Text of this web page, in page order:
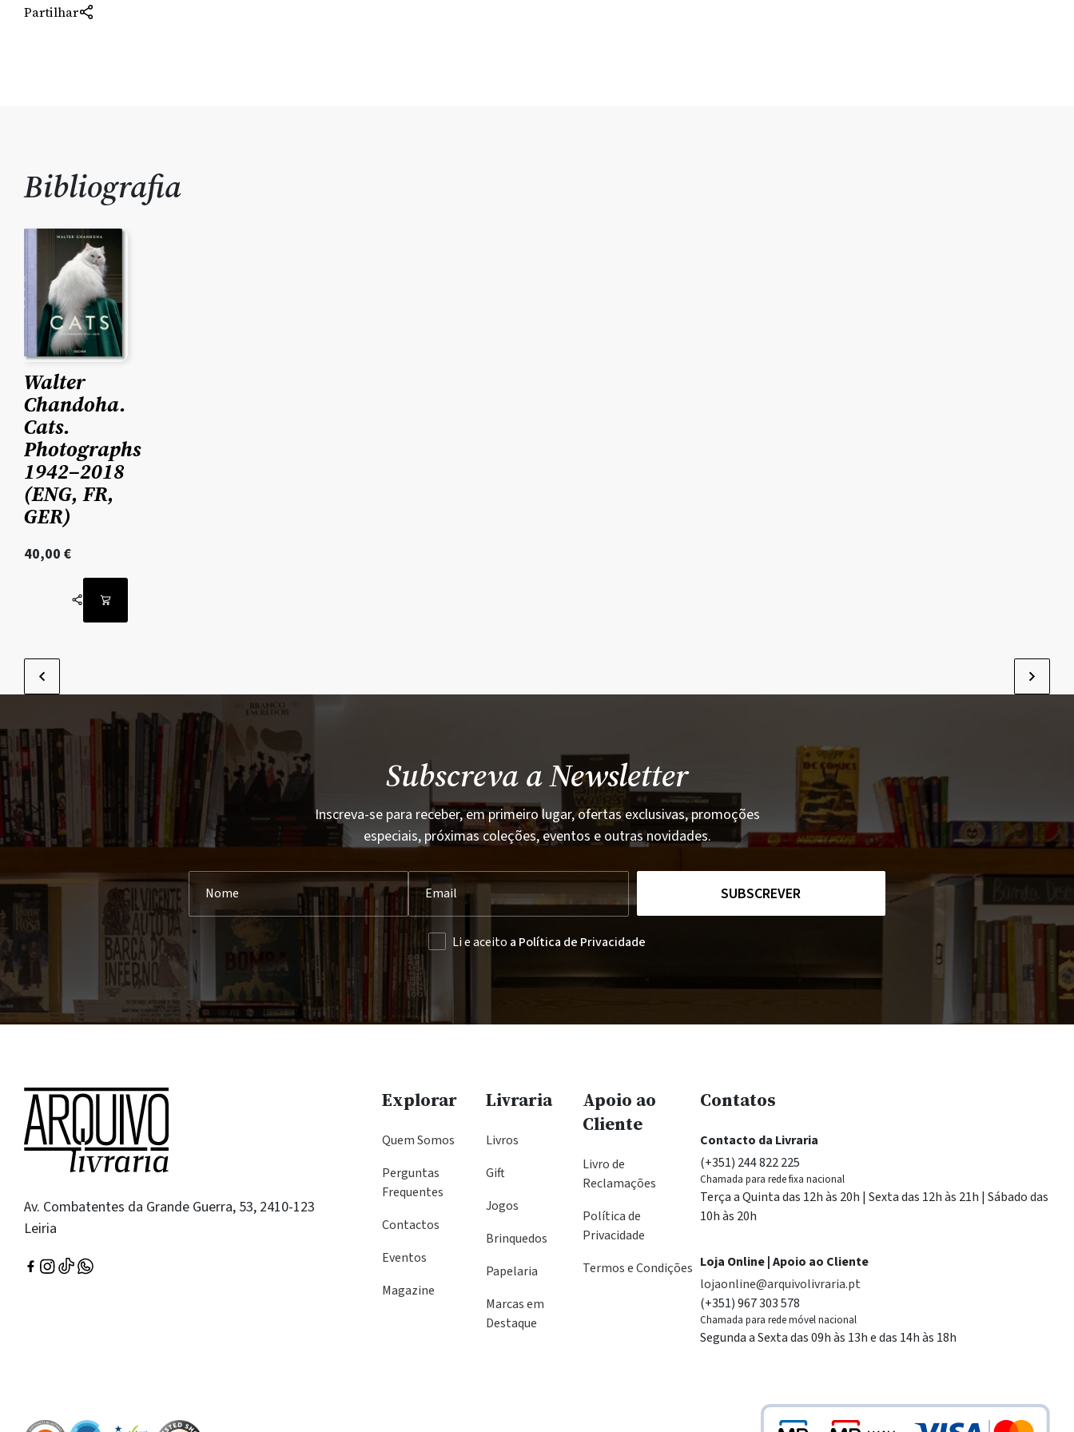
Partilhar
Bibliografia
Walter
Chandoha.
Cats.
Photographs
1942–2018
(ENG, FR,
GER)
40,00 €
Subscreva a Newsletter
Inscreva-se para receber, em primeiro lugar, ofertas exclusivas, promoções
especiais, próximas coleções, eventos e outras novidades.
SUBSCREVER
Li e aceito a Política de Privacidade
Av. Combatentes da Grande Guerra, 53, 2410-123
Leiria
Explorar
Quem Somos
Perguntas
Frequentes
Contactos
Eventos
Magazine
Livraria
Livros
Gift
Jogos
Brinquedos
Papelaria
Marcas em
Destaque
Apoio ao
Cliente
Livro de
Reclamações
Política de
Privacidade
Termos e Condições
Contatos
Contacto da Livraria
(+351) 244 822 225
Chamada para rede fixa nacional
Terça a Quinta das 12h às 20h | Sexta das 12h às 21h | Sábado das
10h às 20h
Loja Online | Apoio ao Cliente
lojaonline@arquivolivraria.pt
(+351) 967 303 578
Chamada para rede móvel nacional
Segunda a Sexta das 09h às 13h e das 14h às 18h